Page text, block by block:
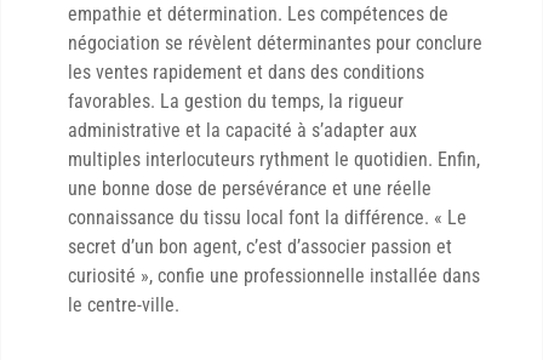
empathie et détermination. Les compétences de
négociation se révèlent déterminantes pour conclure
les ventes rapidement et dans des conditions
favorables. La gestion du temps, la rigueur
administrative et la capacité à s’adapter aux
multiples interlocuteurs rythment le quotidien. Enfin,
une bonne dose de persévérance et une réelle
connaissance du tissu local font la différence. « Le
secret d’un bon agent, c’est d’associer passion et
curiosité », confie une professionnelle installée dans
le centre-ville.